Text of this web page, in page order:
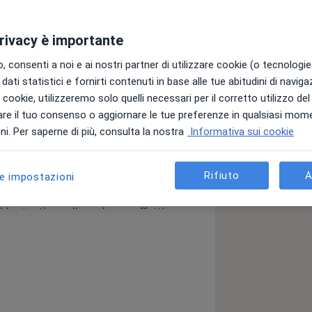
a raggiungere uno stato di
e comprensione del proprio
e coppie.
la sfera dell'ansia (paure, panico,
del tono dell'umore.
Istrionico Evitante Ossessivo-
(autostima, dipendenza affettiva,
(alcol, eroina, cocaina e cannabis).
rifacendomi alle evidenze
nazionale e internazionale,
è importante
consenti a noi e ai nostri partner di utilizzare cookie (o
statistici e fornirti contenuti in base alle tue abitudini di
utilizzeremo solo quelli necessari per il corretto utilizzo
il tuo consenso o aggiornare le tue preferenze in qualsiasi
Per saperne di più, consulta la nostra Informativa sui cookie
impostazioni Rifiuto